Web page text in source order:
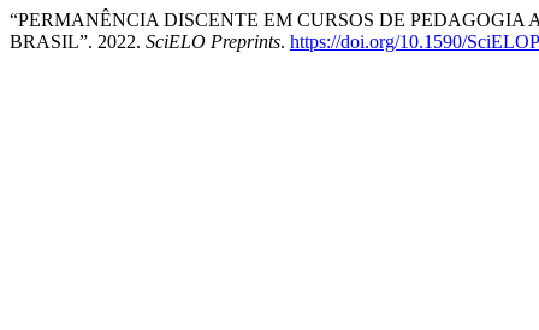
“PERMANÊNCIA DISCENTE EM CURSOS DE
BRASIL”. 2022. SciELO Preprints. https://doi.org/10.1590/